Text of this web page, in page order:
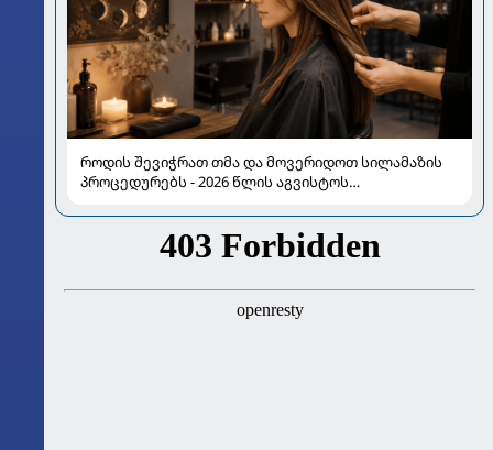
როდის შევიჭრათ თმა და მოვერიდოთ სილამაზის
პროცედურებს - 2026 წლის აგვისტოს